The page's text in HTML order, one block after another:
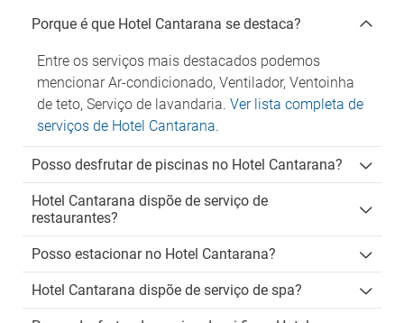
Porque é que Hotel Cantarana se destaca?
Entre os serviços mais destacados podemos
mencionar Ar-condicionado, Ventilador, Ventoinha
de teto, Serviço de lavandaria. Ver lista completa de
serviços de Hotel Cantarana.
Posso desfrutar de piscinas no Hotel Cantarana?
Hotel Cantarana dispõe de serviço de
restaurantes?
Posso estacionar no Hotel Cantarana?
Hotel Cantarana dispõe de serviço de spa?